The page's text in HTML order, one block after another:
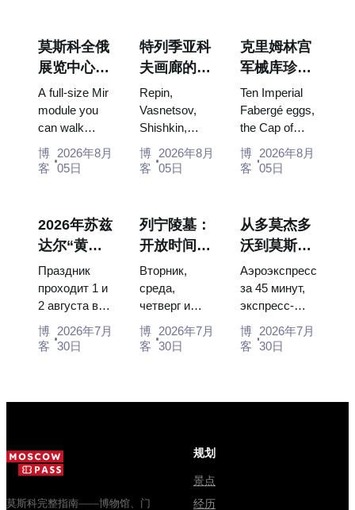
莫斯科全俄
展览中心
“宇宙馆”：
俄罗斯最大
的太空展览
馆内景
A full-size Mir
module you
can walk
through, the
Energia–
descent
capsules and
120 pieces of
flight...
博
客
2026年8月
05日
特列季亚科
夫画廊的杰
作：值得为
此安排行程
的画作
Repin,
Vasnetsov,
Shishkin,
Vrubel, Serov
and Surikov
people, where
they hang,
and why
booking the...
博
客
2026年8月
05日
克里姆林宫
军械库珍
宝：法贝热
彩蛋、宝座
与加冕礼服
Ten Imperial
Fabergé eggs,
the Cap of
Monomakh,
the double
the coronation
dress of
Catherine...
博
客
2026年8月
05日
2026年苏兹
达尔“黄瓜
节”：门
票、日期及
从莫斯科如
何前往
Праздник
проходит 1 и
2 августа в
Музее
деревянного
через
Владими...
博
客
2026年7月
30日
列宁陵墓：
开放时间、
入场和与克
里姆林宫的
主要混淆
Вторник,
среда,
четверг и
суббота с
10:00 до
博
客
2026年7月
30日
从多莫杰多
沃到莫斯科
市中心：乘
坐空铁、公
交车或电车
Аэроэкспресс
за 45 минут,
экспресс-
автобус за
450 рублей,
博
客
2026年7月
30日
莫斯科完整指南——博物馆、门
规划
景点
经历